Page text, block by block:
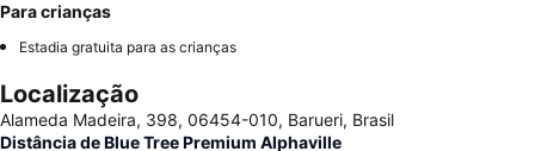
Para crianças
Estadia gratuita para as crianças
Localização
Alameda Madeira, 398, 06454-010, Barueri, Brasil
Distância de Blue Tree Premium Alphaville